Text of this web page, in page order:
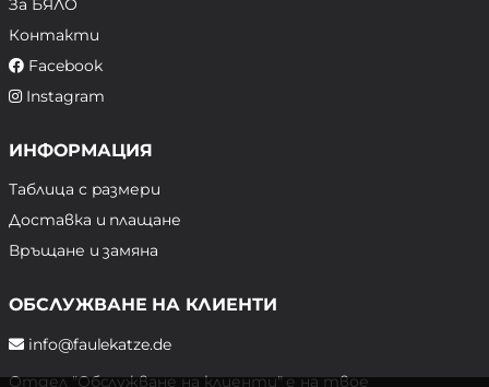
За БЯЛО
Контакти
Facebook
Instagram
ИНФОРМАЦИЯ
Таблица с размери
Доставка и плащане
Връщане и замяна
ОБСЛУЖВАНЕ НА КЛИЕНТИ
info@faulekatze.de
Отдел "Обслужване на клиенти" е на твое